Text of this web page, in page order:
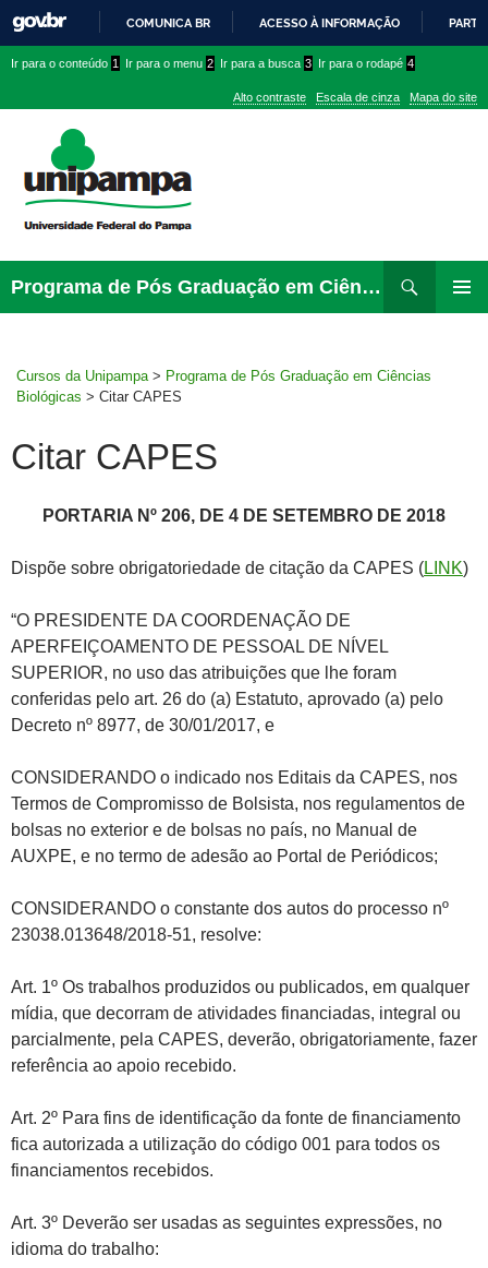
PARA
CONTEÚDO
COMUNICA BR ACESSO À INFORMAÇÃO
conteúdo
menu
superior
menu
Ir para o conteúdo 1 Ir para o menu 2 Ir para a busca 3 Ir para o rodapé 4
Alto contraste Escala de cinza Mapa do site
Programa de Pós Graduação em Ciências Biológicas
para
Cursos da Unipampa > Programa de Pós Graduação em Ciências
Biológicas > Citar CAPES
Citar CAPES
PORTARIA Nº 206, DE 4 DE SETEMBRO DE 2018
Dispõe sobre obrigatoriedade de citação da CAPES (LINK)
“O PRESIDENTE DA COORDENAÇÃO DE
APERFEIÇOAMENTO DE PESSOAL DE NÍVEL
SUPERIOR, no uso das atribuições que lhe foram
conferidas pelo art. 26 do (a) Estatuto, aprovado (a) pelo
Decreto nº 8977, de 30/01/2017, e
CONSIDERANDO o indicado nos Editais da CAPES, nos
Termos de Compromisso de Bolsista, nos regulamentos de
bolsas no exterior e de bolsas no país, no Manual de
AUXPE, e no termo de adesão ao Portal de Periódicos;
CONSIDERANDO o constante dos autos do processo nº
23038.013648/2018-51, resolve:
Art. 1º Os trabalhos produzidos ou publicados, em qualquer
mídia, que decorram de atividades financiadas, integral ou
parcialmente, pela CAPES, deverão, obrigatoriamente, fazer
referência ao apoio recebido.
Art. 2º Para fins de identificação da fonte de financiamento
fica autorizada a utilização do código 001 para todos os
financiamentos recebidos.
Art. 3º Deverão ser usadas as seguintes expressões, no
idioma do trabalho: